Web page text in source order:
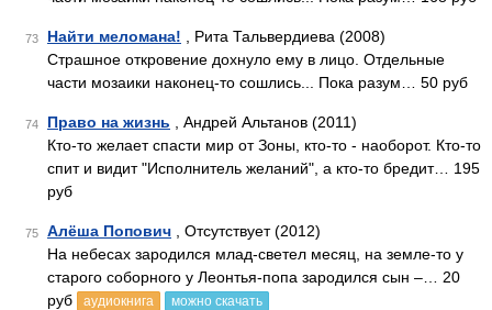
73 Найти меломана! , Рита Тальвердиева (2008)
Страшное откровение дохнуло ему в лицо. Отдельные
части мозаики наконец-то сошлись... Пока разум… 50 руб
74 Право на жизнь , Андрей Альтанов (2011)
Кто-то желает спасти мир от Зоны, кто-то - наоборот. Кто-то
спит и видит "Исполнитель желаний", а кто-то бредит… 195
руб
75 Алёша Попович , Отсутствует (2012)
На небесах зародился млад-светел месяц, на земле-то у
старого соборного у Леонтья-попа зародился сын –… 20
руб
аудиокнига можно скачать